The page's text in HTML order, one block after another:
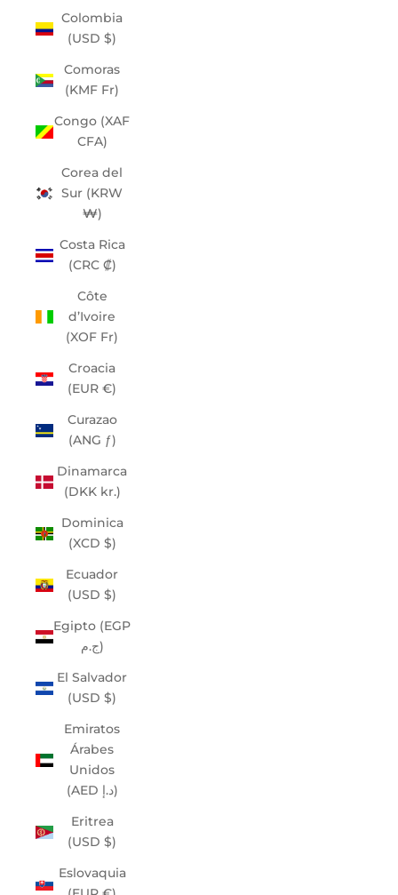
Colombia
(USD $)
Comoras
(KMF Fr)
Congo (XAF
CFA)
Corea del
Sur (KRW
₩)
Costa Rica
(CRC ₡)
Côte
d’Ivoire
(XOF Fr)
Croacia
(EUR €)
Curazao
(ANG ƒ)
Dinamarca
(DKK kr.)
Dominica
(XCD $)
Ecuador
(USD $)
Egipto (EGP
ج.م)
El Salvador
(USD $)
Emiratos
Árabes
Unidos
(AED د.إ)
Eritrea
(USD $)
Eslovaquia